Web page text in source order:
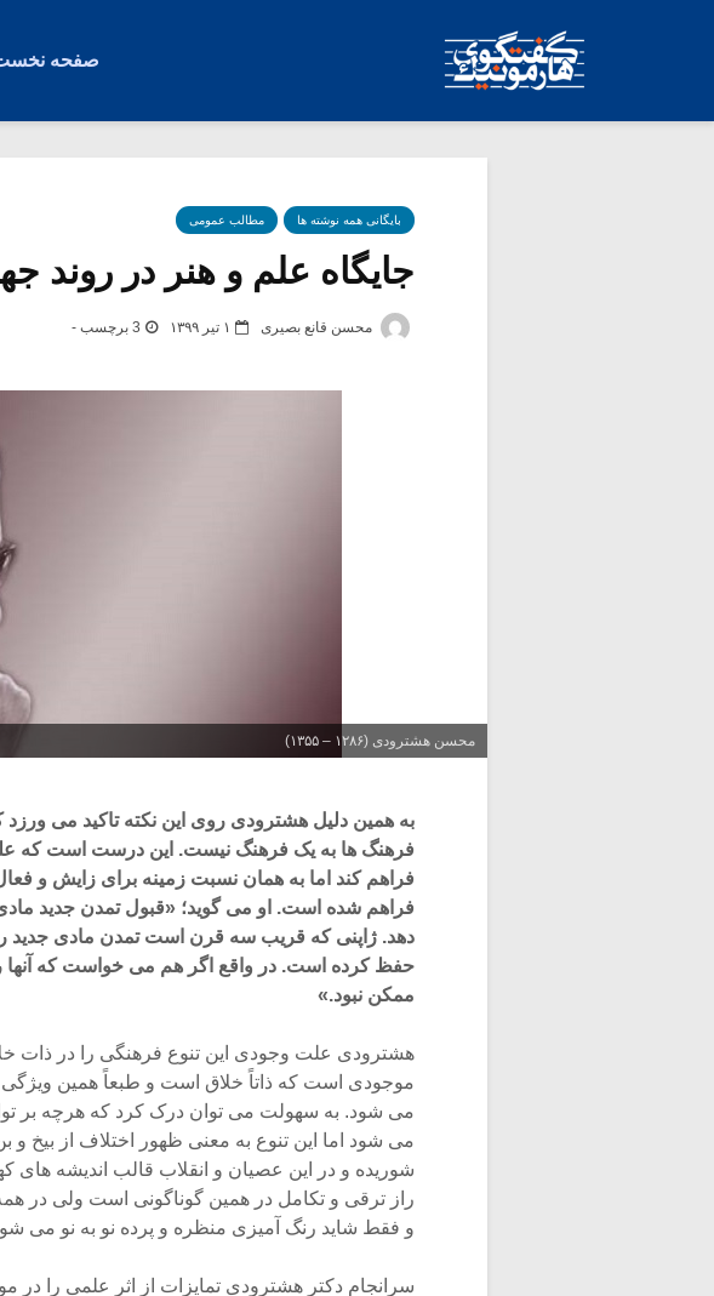
صفحه
بایگانی همه نوشته ها مطالب عمومی
جایگاه علم و هنر در روند
محسن قانع بصیری ۱ تیر ۱۳۹۹ 3 برچسب -
محسن هشترودی (۱۲۸۶ – ۱۳۵۵)
به همین دلیل هشترودی روی این نکته تاکید می
فرهنگ ها به یک فرهنگ نیست. این درست است که
فراهم کند اما به همان نسبت زمینه برای زایش و
فراهم شده است. او می گوید؛ «قبول تمدن جدید
دهد. ژاپنی که قریب سه قرن است تمدن مادی جدید را
حفظ کرده است. در واقع اگر هم می خواست که آنها را
ممکن نبود.»
هشترودی علت وجودی این تنوع فرهنگی را در ذات
موجودی است که ذاتاً خلاق است و طبعاً همین ویژگی
می شود. به سهولت می توان درک کرد که هرچه بر
می شود اما این تنوع به معنی ظهور اختلاف از
شوریده و در این عصیان و انقلاب قالب اندیشه
راز ترقی و تکامل در همین گوناگونی است ولی در
و فقط شاید رنگ آمیزی منظره و پرده نو به نو می
سرانجام دکتر هشترودی تمایزات از اثر علمی را در